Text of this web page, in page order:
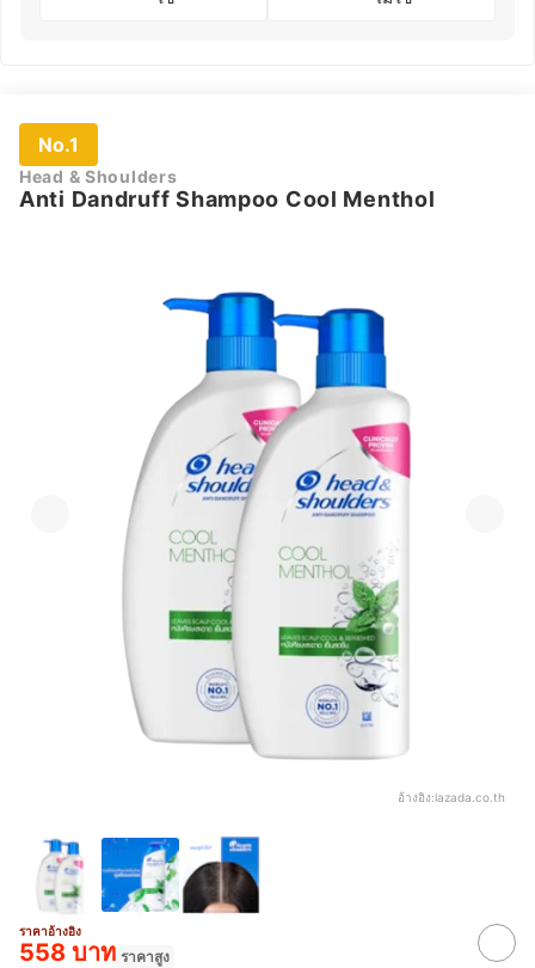
No.1
Head & Shoulders
Anti Dandruff Shampoo Cool Menthol
อ้างอิง:lazada.co.th
ราคาอ้างอิง
558 บาท ราคาสูง